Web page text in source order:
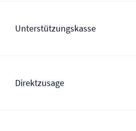
Unterstützungs­kasse
Direktzusage